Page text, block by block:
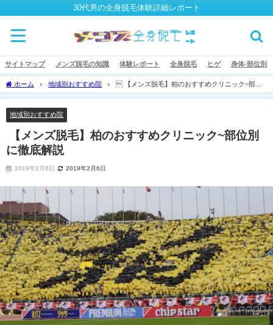
30代男の全身脱毛体験詳細レポート
サイトマップ メンズ脱毛の知識 体験レポート 全身脱毛 ヒゲ 身体-部位別
ホーム 地域別おすすめ院
【メンズ脱毛】柏のおすすめクリニック~部位
別に徹底解説
地域別おすすめ院
【メンズ脱毛】柏のおすすめクリニック~部位別
に徹底解説
2019年2月6日 2019年2月6日